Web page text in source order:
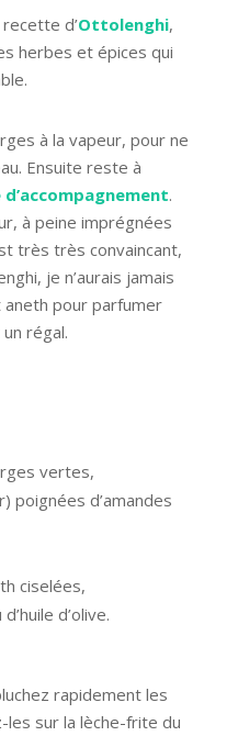
d’Ottolenghi,
herbes et épices qui
à la vapeur, pour ne
Ensuite reste à
.
à peine imprégnées
très très convaincant,
je n’aurais jamais
pour parfumer
régal.
vertes,
poignées d’amandes
ciselées,
d’olive.
rapidement les
sur la lèche-frite du